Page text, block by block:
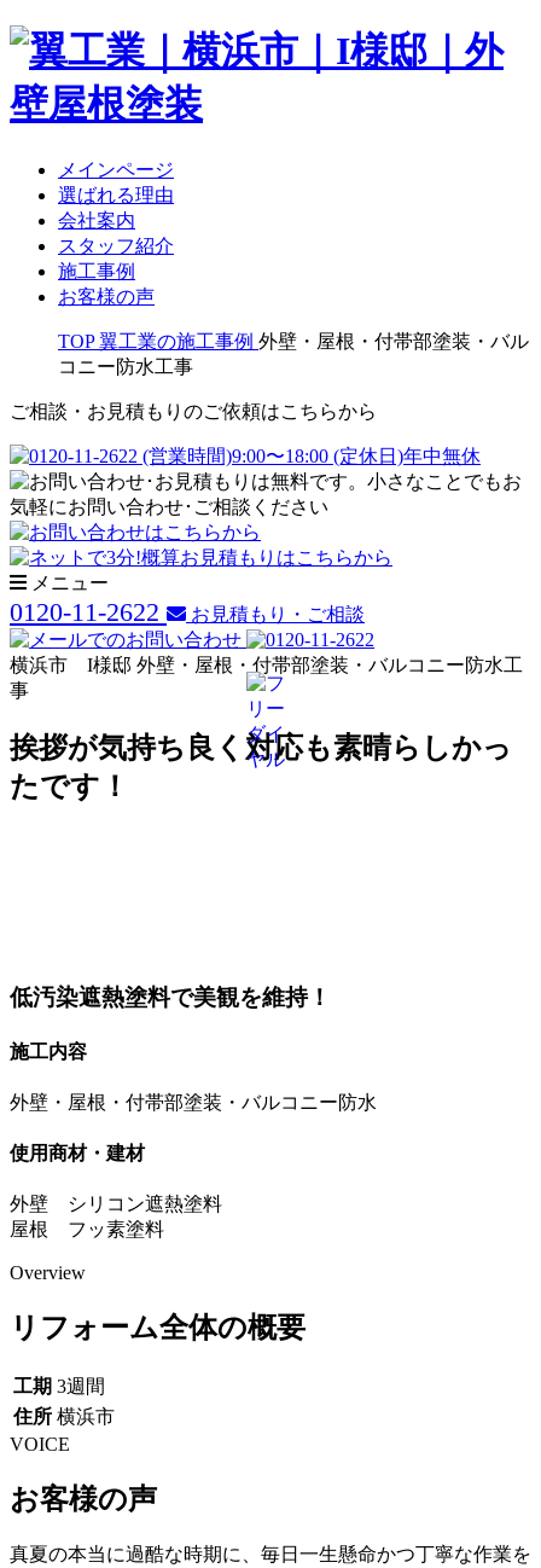
メインページ
選ばれる理由
会社案内
スタッフ紹介
施工事例
お客様の声
TOP 翼工業の施工事例 外壁・屋根・付帯部塗装・バル
コニー防水工事
ご相談・お見積もりのご依頼はこちらから
メニュー
0120-11-2622 お見積もり・ご相談
横浜市 I様邸 外壁・屋根・付帯部塗装・バルコニー防水工
事
挨拶が気持ち良く対応も素晴らしかっ
たです！
低汚染遮熱塗料で美観を維持！
施工内容
外壁・屋根・付帯部塗装・バルコニー防水
使用商材・建材
外壁 シリコン遮熱塗料
屋根 フッ素塗料
Overview
リフォーム全体の概要
工期 3週間
住所 横浜市
VOICE
お客様の声
真夏の本当に過酷な時期に、毎日一生懸命かつ丁寧な作業を